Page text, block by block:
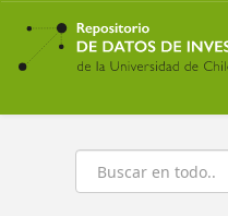
Ir
contenido
principal
Buscar